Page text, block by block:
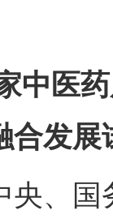
医药
合发展
、国